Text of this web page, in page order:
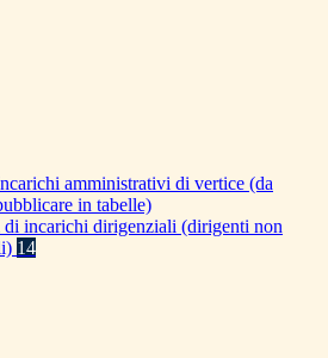
amministrativi di vertice (da
in tabelle)
incarichi dirigenziali (dirigenti non
14